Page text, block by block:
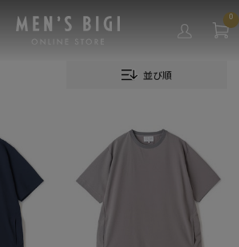
0
並び順